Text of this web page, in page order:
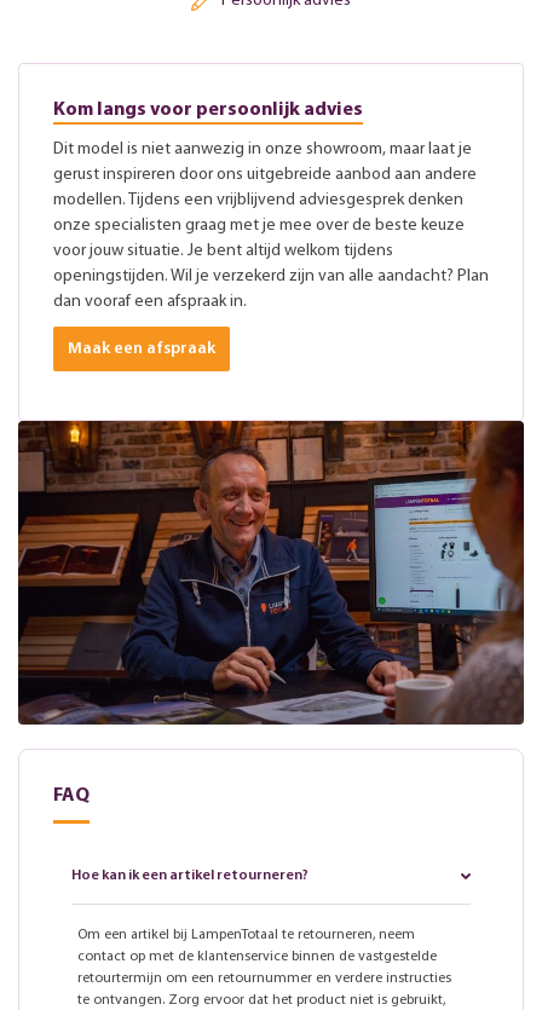
Kom langs voor persoonlijk advies
Dit model is niet aanwezig in onze showroom, maar laat je
gerust inspireren door ons uitgebreide aanbod aan andere
modellen. Tijdens een vrijblijvend adviesgesprek denken
onze specialisten graag met je mee over de beste keuze
voor jouw situatie. Je bent altijd welkom tijdens
openingstijden. Wil je verzekerd zijn van alle aandacht? Plan
dan vooraf een afspraak in.
Maak een afspraak
FAQ
Hoe kan ik een artikel retourneren?
Om een artikel bij LampenTotaal te retourneren, neem
contact op met de klantenservice binnen de vastgestelde
retourtermijn om een retournummer en verdere instructies
te ontvangen. Zorg ervoor dat het product niet is gebruikt,